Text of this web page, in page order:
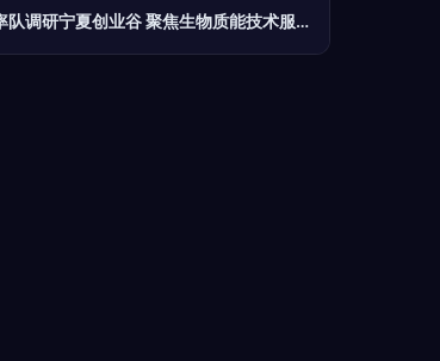
院长彭红军率队调研宁夏创业谷 聚焦生物质能技术服务创新创业